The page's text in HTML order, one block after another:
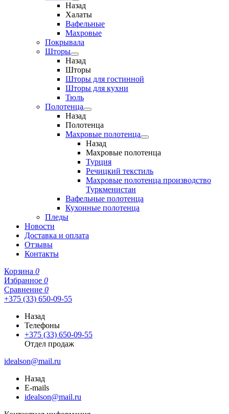
Назад
Халаты
Вафельные
Махровые
Покрывала
Шторы
Назад
Шторы
Шторы для гостинной
Шторы для кухни
Тюль
Полотенца
Назад
Полотенца
Махровые полотенца
Назад
Махровые полотенца
Турция
Речицкий текстиль
Махровые полотенца производство
Туркменистан
Вафельные полотенца
Кухонные полотенца
Пледы
Новости
Доставка и оплата
Отзывы
Контакты
Корзина 0
Избранное 0
Сравнение 0
+375 (33) 650-09-55
Назад
Телефоны
+375 (33) 650-09-55
Отдел продаж
idealson@mail.ru
Назад
E-mails
idealson@mail.ru